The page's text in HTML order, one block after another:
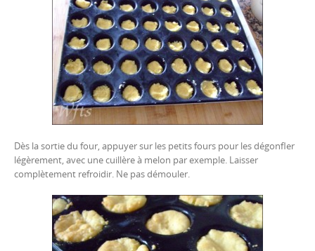
Dès la sortie du four, appuyer sur les petits fours pour les dégonfler
légèrement, avec une cuillère à melon par exemple. Laisser
complètement refroidir. Ne pas démouler.